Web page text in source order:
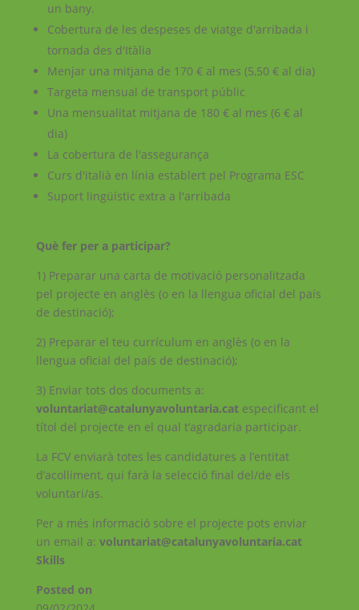
un bany.
Cobertura de les despeses de viatge d'arribada i
tornada des d'Itàlia
Menjar una mitjana de 170 € al mes (5,50 € al dia)
Targeta mensual de transport públic
Una mensualitat mitjana de 180 € al mes (6 € al
dia)
La cobertura de l'assegurança
Curs d'italià en línia establert pel Programa ESC
Suport lingüístic extra a l'arribada
Què fer per a participar?
1) Preparar una carta de motivació personalitzada
pel projecte en anglès (o en la llengua oficial del país
de destinació);
2) Preparar el teu currículum en anglès (o en la
llengua oficial del país de destinació);
3) Enviar tots dos documents a:
voluntariat@catalunyavoluntaria.catespecificant el
títol del projecte en el qual t’agradaria participar.
La FCV enviarà totes les candidatures a l’entitat
d’acolliment, qui farà la selecció final del/de els
voluntari/as.
Per a més informació sobre el projecte pots enviar
un email a: voluntariat@catalunyavoluntaria.cat
Skills
Posted on